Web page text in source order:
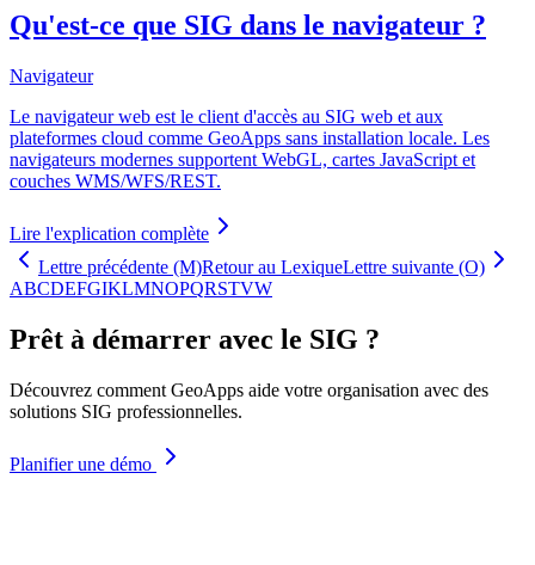
Qu'est-ce que SIG dans le navigateur ?
Navigateur
Le navigateur web est le client d'accès au SIG web et aux
plateformes cloud comme GeoApps sans installation locale. Les
navigateurs modernes supportent WebGL, cartes JavaScript et
couches WMS/WFS/REST.
Lire l'explication complète
Lettre précédente (M)Retour au LexiqueLettre suivante (O)
ABCDEFGIKLMNOPQRSTVW
Prêt à démarrer avec le SIG ?
Découvrez comment GeoApps aide votre organisation avec des
solutions SIG professionnelles.
Planifier une démo